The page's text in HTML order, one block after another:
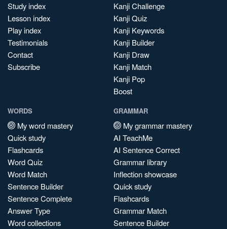
Study index
Lesson index
Play index
Testimonials
Contact
Subscribe
Kanji Challenge
Kanji Quiz
Kanji Keywords
Kanji Builder
Kanji Draw
Kanji Match
Kanji Pop
Boost
WORDS
My word mastery
Quick study
Flashcards
Word Quiz
Word Match
Sentence Builder
Sentence Complete
Answer Type
Word collections
GRAMMAR
My grammar mastery
AI TeachMe
AI Sentence Correct
Grammar library
Inflection showcase
Quick study
Flashcards
Grammar Match
Sentence Builder